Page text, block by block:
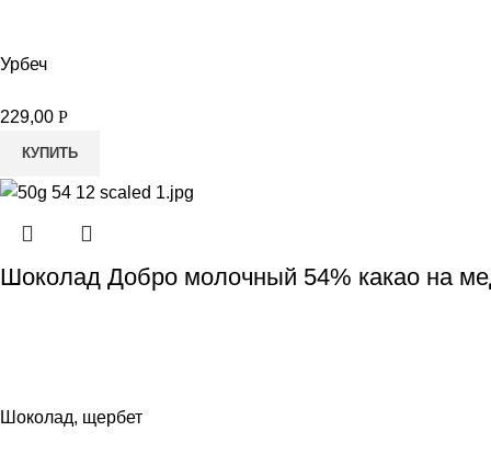
Урбеч
229,00 Р
КУПИТЬ
Шоколад Добро молочный 54% какао на
Шоколад, щербет